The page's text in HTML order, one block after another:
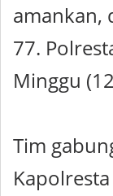
amankan,
77.
Minggu
Tim